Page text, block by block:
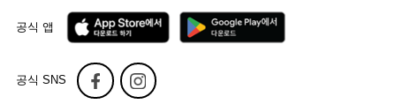
공식 앱
공식 SNS